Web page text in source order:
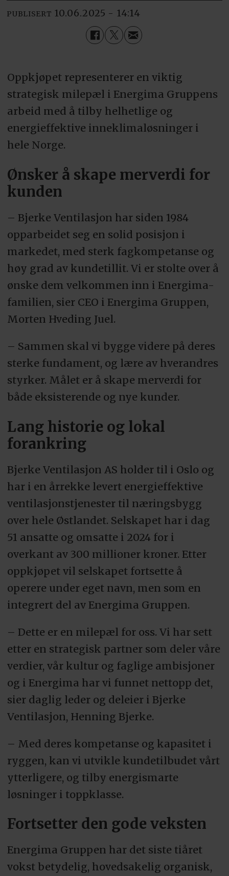
PUBLISERT 10.06.2025 - 14:14
Oppkjøpet representerer en viktig
strategisk milepæl i Energima Gruppens
arbeid med å tilby helhetlige og
energieffektive inneklimaløsninger i
hele Norge.
Ønsker å skape merverdi for
kunden
– Bjerke Ventilasjon har siden 1984
opparbeidet seg en solid posisjon i
markedet, med sterk fagkompetanse og
høy grad av kundetillit. Vi er stolte over å
ønske dem velkommen inn i Energima-
familien, sier CEO i Energima Gruppen,
Morten Hveding Juel.
– Sammen skal vi bygge videre på deres
sterke fundament, og lære av hverandres
styrker. Målet er å skape merverdi for
både eksisterende og nye kunder.
Lang historie og lokal
forankring
Bjerke Ventilasjon AS holder til i Oslo og
har i en årrekke levert energieffektive
ventilasjonstjenester til næringsbygg
over hele Østlandet. Selskapet har i dag
51 ansatte og omsatte i 2024 for i
overkant av 300 millioner kroner. Etter
oppkjøpet vil selskapet fortsette å
operere under eget navn, men som en
integrert del av Energima Gruppen.
– Dette er en milepæl for oss. Vi har sett
etter en strategisk partner som deler våre
verdier, vår kultur og faglige ambisjoner
og i Energima har vi funnet nettopp det,
sier daglig leder og deleier i Bjerke
Ventilasjon, Henning Bjerke.
– Med deres kompetanse og kapasitet i
ryggen, kan vi utvikle kundetilbudet vårt
ytterligere, og tilby energismarte
løsninger i toppklasse.
Fortsetter den gode veksten
Energima Gruppen har det siste tiåret
vokst betydelig, hovedsakelig organisk,